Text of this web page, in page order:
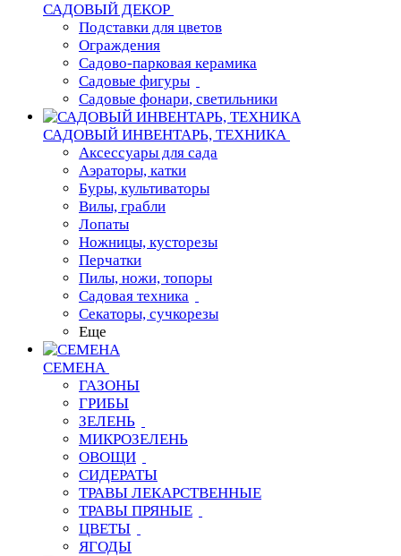
САДОВЫЙ ДЕКОР
Подставки для цветов
Ограждения
Садово-парковая керамика
Садовые фигуры
Садовые фонари, светильники
САДОВЫЙ ИНВЕНТАРЬ, ТЕХНИКА
Аксессуары для сада
Аэраторы, катки
Буры, культиваторы
Вилы, грабли
Лопаты
Ножницы, кусторезы
Перчатки
Пилы, ножи, топоры
Садовая техника
Секаторы, сучкорезы
Еще
СЕМЕНА
ГАЗОНЫ
ГРИБЫ
ЗЕЛЕНЬ
МИКРОЗЕЛЕНЬ
ОВОЩИ
СИДЕРАТЫ
ТРАВЫ ЛЕКАРСТВЕННЫЕ
ТРАВЫ ПРЯНЫЕ
ЦВЕТЫ
ЯГОДЫ